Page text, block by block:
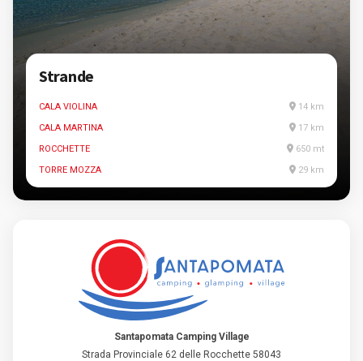
Strande
CALA VIOLINA
14 km
CALA MARTINA
17 km
ROCCHETTE
650 mt
TORRE MOZZA
29 km
Santapomata Camping Village
Strada Provinciale 62 delle Rocchette 58043